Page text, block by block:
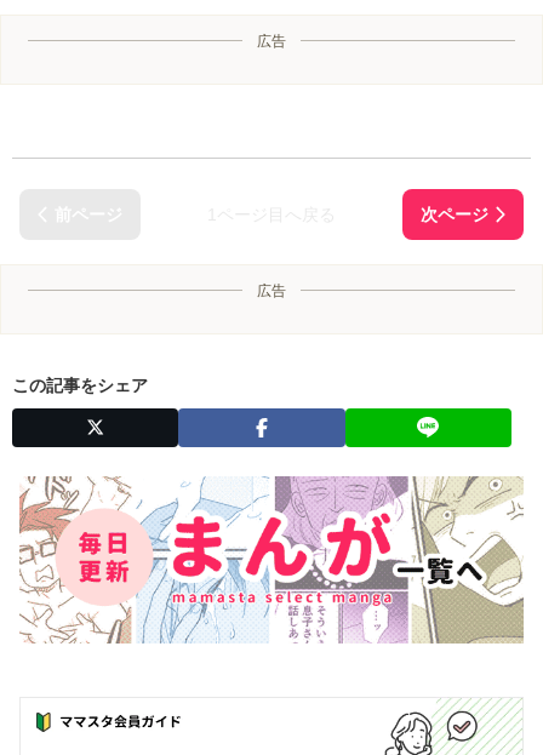
広告
広告
この記事をシェア